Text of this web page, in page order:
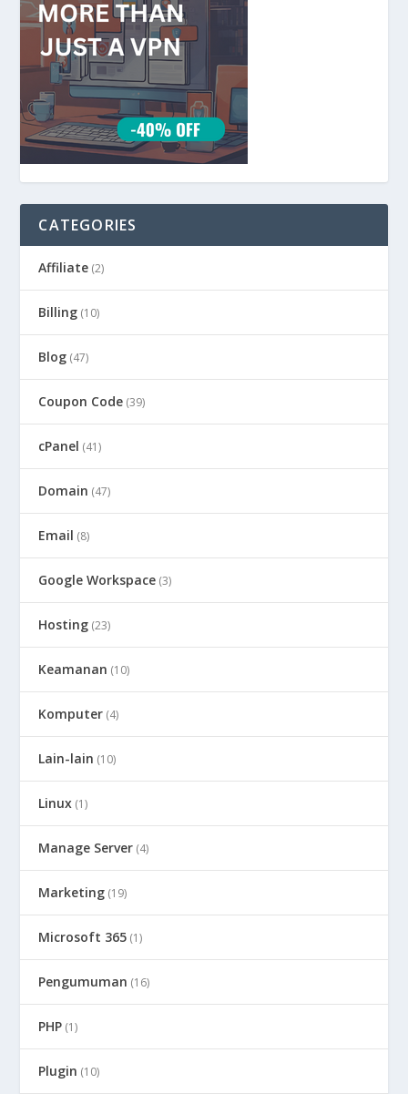
CATEGORIES
Affiliate (2)
Billing (10)
Blog (47)
Coupon Code (39)
cPanel (41)
Domain (47)
Email (8)
Google Workspace (3)
Hosting (23)
Keamanan (10)
Komputer (4)
Lain-lain (10)
Linux (1)
Manage Server (4)
Marketing (19)
Microsoft 365 (1)
Pengumuman (16)
PHP (1)
Plugin (10)